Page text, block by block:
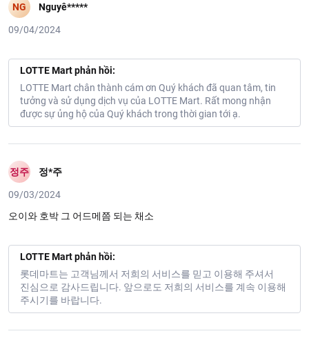
NG Nguyê*****
09/04/2024
LOTTE Mart phản hồi:
LOTTE Mart chân thành cám ơn Quý khách đã quan tâm, tin
tưởng và sử dụng dịch vụ của LOTTE Mart. Rất mong nhận
được sự ủng hộ của Quý khách trong thời gian tới ạ.
정주 정*주
09/03/2024
오이와 호박 그 어드메쯤 되는 채소
LOTTE Mart phản hồi:
롯데마트는 고객님께서 저희의 서비스를 믿고 이용해 주셔서
진심으로 감사드립니다. 앞으로도 저희의 서비스를 계속 이용해
주시기를 바랍니다.